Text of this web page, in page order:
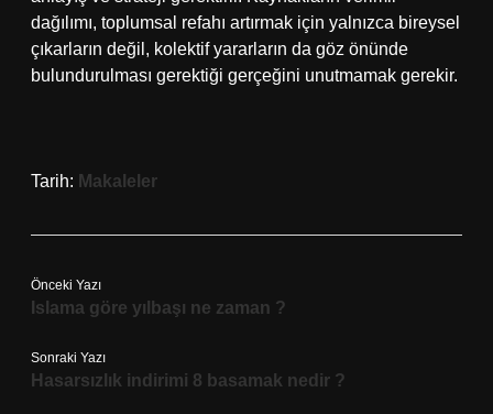
dağılımı, toplumsal refahı artırmak için yalnızca bireysel
çıkarların değil, kolektif yararların da göz önünde
bulundurulması gerektiği gerçeğini unutmamak gerekir.
Tarih: Makaleler
Önceki Yazı
Islama göre yılbaşı ne zaman ?
Sonraki Yazı
Hasarsızlık indirimi 8 basamak nedir ?